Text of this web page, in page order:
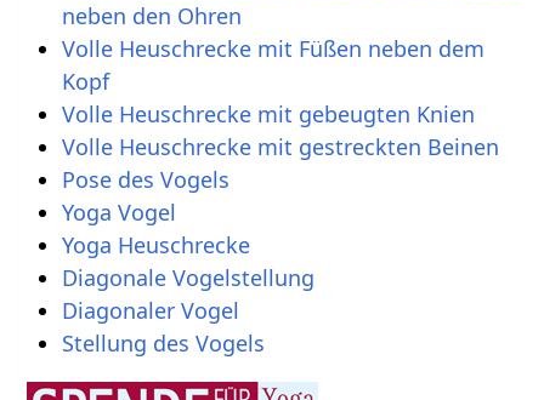
neben den Ohren
Volle Heuschrecke mit Füßen neben dem
Kopf
Volle Heuschrecke mit gebeugten Knien
Volle Heuschrecke mit gestreckten Beinen
Pose des Vogels
Yoga Vogel
Yoga Heuschrecke
Diagonale Vogelstellung
Diagonaler Vogel
Stellung des Vogels